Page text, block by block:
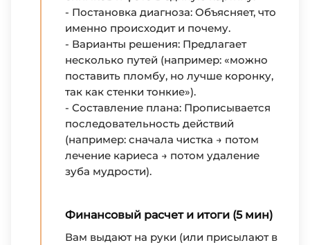
- Постановка диагноза: Объясняет, что
именно происходит и почему.
- Варианты решения: Предлагает
несколько путей (например: «можно
поставить пломбу, но лучше коронку,
так как стенки тонкие»).
- Составление плана: Прописывается
последовательность действий
(например: сначала чистка → потом
лечение кариеса → потом удаление
зуба мудрости).
Финансовый расчет и итоги (5 мин)
Вам выдают на руки (или присылают в